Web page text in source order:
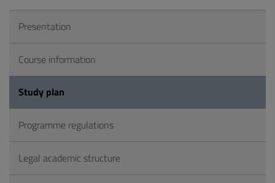
Presentation
Course information
Study plan
Programme regulations
Legal academic structure